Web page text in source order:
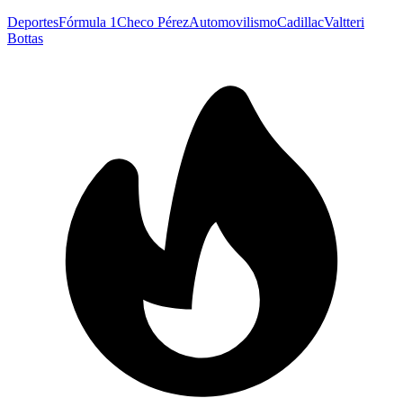
DeportesFórmula 1Checo PérezAutomovilismoCadillacValtteri
Bottas